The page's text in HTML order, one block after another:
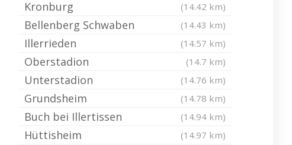
Kronburg (14.42 km)
Bellenberg Schwaben (14.43 km)
Illerrieden (14.57 km)
Oberstadion (14.7 km)
Unterstadion (14.76 km)
Grundsheim (14.78 km)
Buch bei Illertissen (14.94 km)
Hüttisheim (14.97 km)